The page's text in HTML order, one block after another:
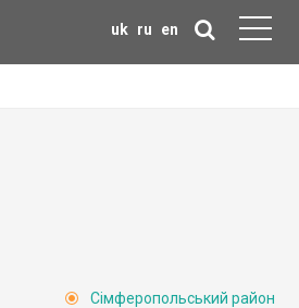
uk ru en
Сімферопольський район